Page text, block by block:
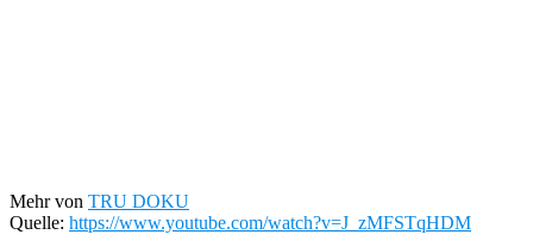
Mehr von TRU DOKU
Quelle: https://www.youtube.com/watch?v=J_zMFSTqHDM